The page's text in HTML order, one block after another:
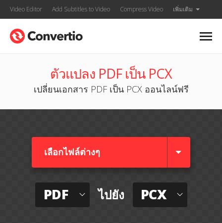
Video Editor Add Subtitles to Video Compress Video เพิ่มเติม
ตัวแปลง PDF เป็น PCX
เปลี่ยนเอกสาร PDF เป็น PCX ออนไลน์ฟรี
เลือกไฟล์ต่างๆ​
PDF ไปยัง PCX